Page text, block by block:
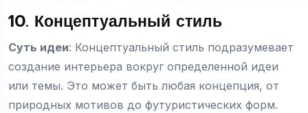
10. Концептуальный стиль
Суть идеи: Концептуальный стиль подразумевает
создание интерьера вокруг определенной идеи
или темы. Это может быть любая концепция, от
природных мотивов до футуристических форм.